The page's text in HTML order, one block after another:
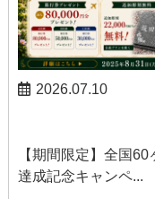
2026.07.10
【期間限定】全国60
達成記念キャンペ...